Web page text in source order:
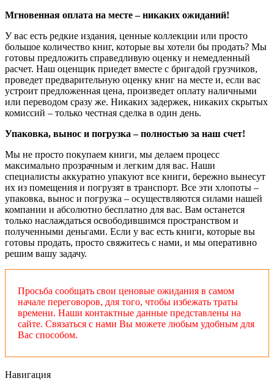
Мгновенная оплата на месте – никаких ожиданий!
У вас есть редкие издания, ценные коллекции или просто
большое количество книг, которые вы хотели бы продать? Мы
готовы предложить справедливую оценку и немедленный
расчет. Наш оценщик приедет вместе с бригадой грузчиков,
проведет предварительную оценку книг на месте и, если вас
устроит предложенная цена, произведет оплату наличными
или переводом сразу же. Никаких задержек, никаких скрытых
комиссий – только честная сделка в один день.
Упаковка, вынос и погрузка – полностью за наш счет!
Мы не просто покупаем книги, мы делаем процесс
максимально прозрачным и легким для вас. Наши
специалисты аккуратно упакуют все книги, бережно вынесут
их из помещения и погрузят в транспорт. Все эти хлопоты –
упаковка, вынос и погрузка – осуществляются силами нашей
компании и абсолютно бесплатно для вас. Вам останется
только наслаждаться освободившимся пространством и
полученными деньгами. Если у вас есть книги, которые вы
готовы продать, просто свяжитесь с нами, и мы оперативно
решим вашу задачу.
Просьба сообщать свои ценовые ожидания в самом
начале переговоров, для того, чтобы избежать траты
времени. Наши контактные данные представлены на
сайте. Связаться с нами Вы можете любым удобным для
Вас способом.
Навигация